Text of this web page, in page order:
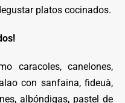
platos cocinados.
caracoles, canelones,
con sanfaina, fideuà,
albóndigas, pastel de